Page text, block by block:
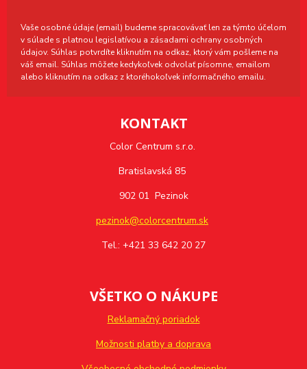
Vaše osobné údaje (email) budeme spracovávať len za týmto účelom
v súlade s platnou legislatívou a zásadami ochrany osobných
údajov. Súhlas potvrdíte kliknutím na odkaz, ktorý vám pošleme na
váš email. Súhlas môžete kedykoľvek odvolať písomne, emailom
alebo kliknutím na odkaz z ktoréhokoľvek informačného emailu.
KONTAKT
Color Centrum s.r.o.
Bratislavská 85
902 01 Pezinok
pezinok@colorcentrum.sk
Tel.: +421 33 642 20 27
VŠETKO O NÁKUPE
Reklamačný poriadok
Možnosti platby a doprava